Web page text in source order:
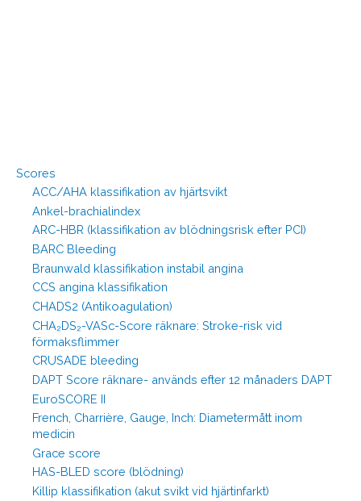
Scores
ACC/AHA klassifikation av hjärtsvikt
Ankel-brachialindex
ARC-HBR (klassifikation av blödningsrisk efter PCI)
BARC Bleeding
Braunwald klassifikation instabil angina
CCS angina klassifikation
CHADS2 (Antikoagulation)
CHA₂DS₂-VASc-Score räknare: Stroke-risk vid
förmaksflimmer
CRUSADE bleeding
DAPT Score räknare- används efter 12 månaders DAPT
EuroSCORE II
French, Charrière, Gauge, Inch: Diametermått inom
medicin
Grace score
HAS-BLED score (blödning)
Killip klassifikation (akut svikt vid hjärtinfarkt)